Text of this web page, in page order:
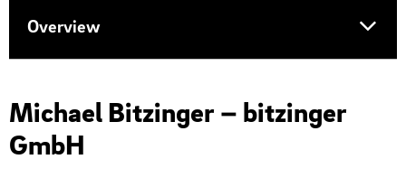
Overview
Unternehmen
Michael Bitzinger – bitzinger
GmbH